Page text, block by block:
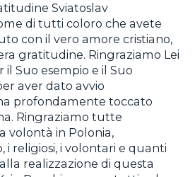
Sviatoslav
di tutti coloro che avete
con il vero amore cristiano,
gratitudine. Ringraziamo Lei
Suo esempio e il Suo
aver dato avvio
profondamente toccato
Ringraziamo tutte
volontà in Polonia,
i religiosi, i volontari e quanti
realizzazione di questa